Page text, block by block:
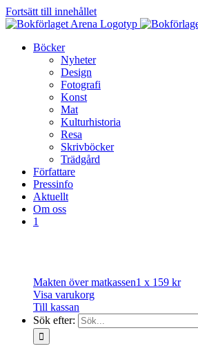
Fortsätt till innehållet
Böcker
Nyheter
Design
Fotografi
Konst
Mat
Kulturhistoria
Resa
Skrivböcker
Trädgård
Författare
Pressinfo
Aktuellt
Om oss
1
Makten över matkassen1 x 159 kr
Visa varukorg
Till kassan
Sök efter: